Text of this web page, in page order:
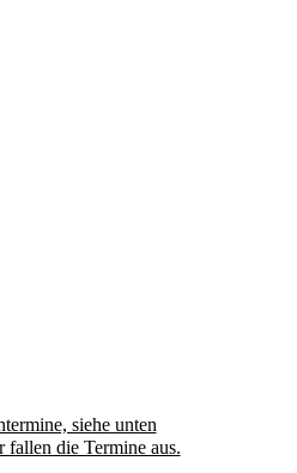
siehe unten
fallen die Termine aus.